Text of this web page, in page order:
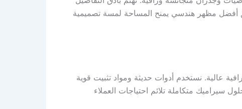
أفضل مظهر هندسي يمنح المساحة لمسة تصميمية
عالية. نستخدم أدوات حديثة ومواد تثبيت قوية
سيراميك متكاملة تلائم احتياجات العملاء